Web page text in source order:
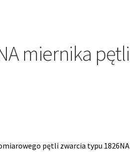
miernika pętli
pętli zwarcia typu 1826NA